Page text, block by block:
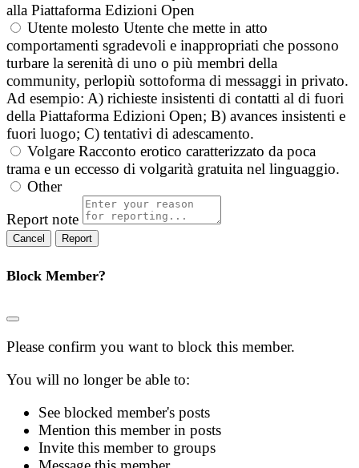
alla Piattaforma Edizioni Open
Utente molesto Utente che mette in atto
comportamenti sgradevoli e inappropriati che possono
turbare la serenità di uno o più membri della
community, perlopiù sottoforma di messaggi in privato.
Ad esempio: A) richieste insistenti di contatti al di fuori
della Piattaforma Edizioni Open; B) avances insistenti e
fuori luogo; C) tentativi di adescamento.
Volgare Racconto erotico caratterizzato da poca
trama e un eccesso di volgarità gratuita nel linguaggio.
Other
Report note
Report
Block Member?
Please confirm you want to block this member.
You will no longer be able to:
See blocked member's posts
Mention this member in posts
Invite this member to groups